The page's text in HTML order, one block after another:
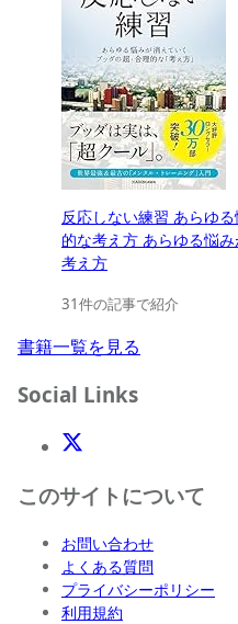
反応しない練習 あらゆ
的な考え方 あらゆる悩
考え方
31件の記事で紹介
書籍一覧を見る
Social Links
X(Twitter)
このサイトについて
お問い合わせ
よくある質問
プライバシーポリシー
利用規約